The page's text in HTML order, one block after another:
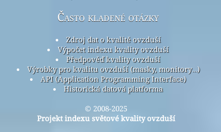
Často kladené otázky
Zdroj dat o kvalitě ovzduší
Výpočet indexu kvality ovzduší
Předpověď kvality ovzduší
Výrobky pro kvalitu ovzduší (masky, monitory…)
API (Application Programming Interface)
Historická datová platforma
© 2008-2025
Projekt indexu světové kvality ovzduší